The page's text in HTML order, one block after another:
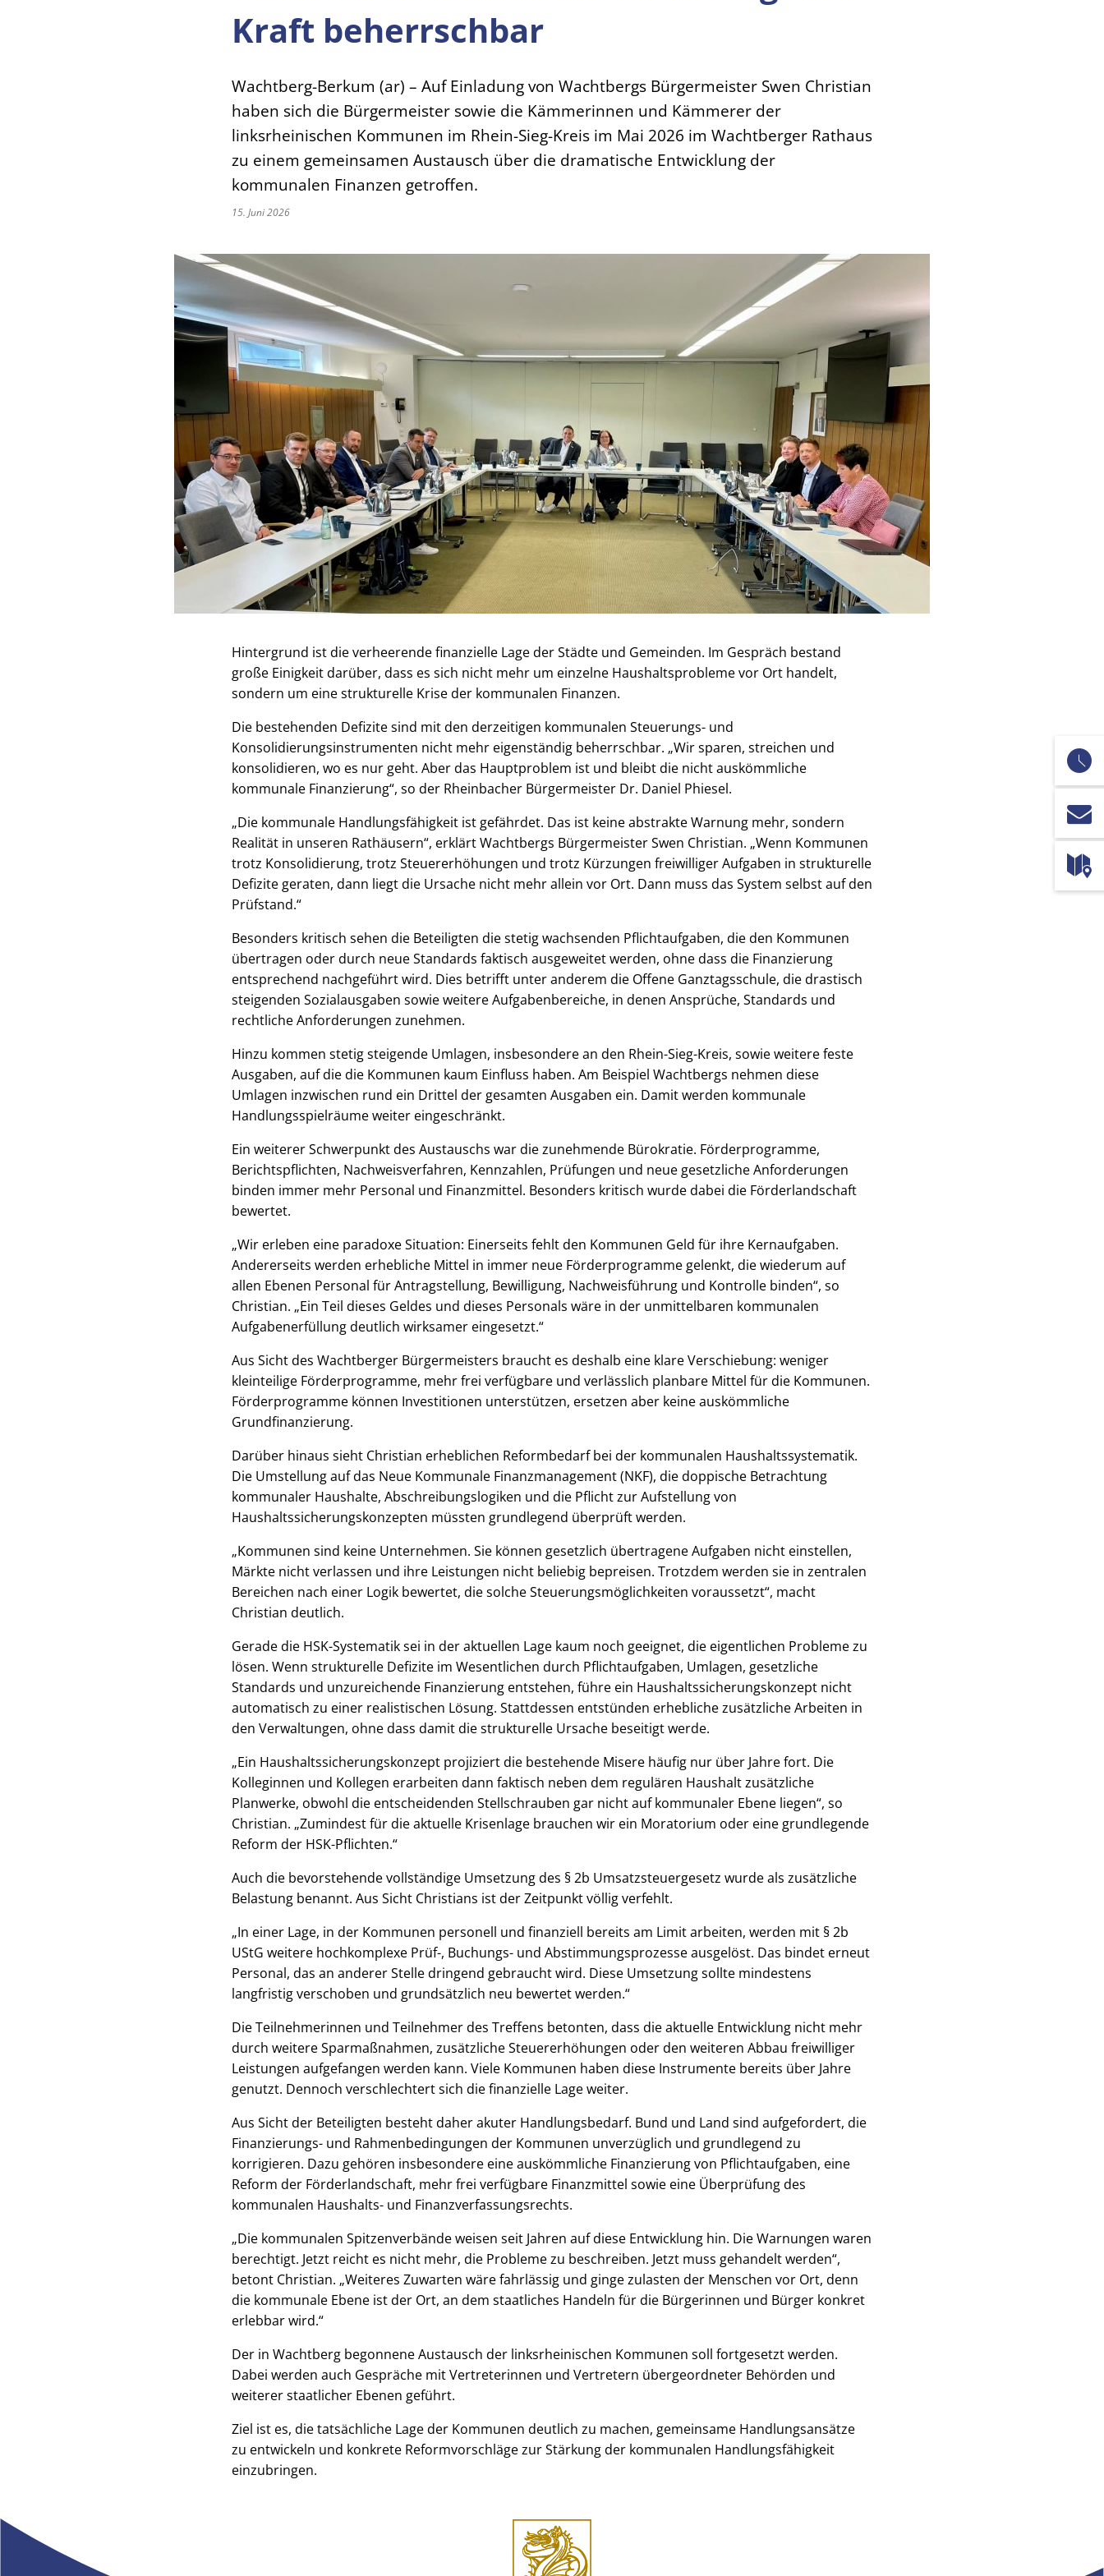
Kraft beherrschbar
Wachtberg-Berkum (ar) – Auf Einladung von Wachtbergs Bürgermeister Swen Christian
haben sich die Bürgermeister sowie die Kämmerinnen und Kämmerer der
linksrheinischen Kommunen im Rhein-Sieg-Kreis im Mai 2026 im Wachtberger Rathaus
zu einem gemeinsamen Austausch über die dramatische Entwicklung der
kommunalen Finanzen getroffen.
15. Juni 2026
Hintergrund ist die verheerende finanzielle Lage der Städte und Gemeinden. Im Gespräch bestand
große Einigkeit darüber, dass es sich nicht mehr um einzelne Haushaltsprobleme vor Ort handelt,
sondern um eine strukturelle Krise der kommunalen Finanzen.
Die bestehenden Defizite sind mit den derzeitigen kommunalen Steuerungs- und
Konsolidierungsinstrumenten nicht mehr eigenständig beherrschbar. „Wir sparen, streichen und
konsolidieren, wo es nur geht. Aber das Hauptproblem ist und bleibt die nicht auskömmliche
kommunale Finanzierung“, so der Rheinbacher Bürgermeister Dr. Daniel Phiesel.
„Die kommunale Handlungsfähigkeit ist gefährdet. Das ist keine abstrakte Warnung mehr, sondern
Realität in unseren Rathäusern“, erklärt Wachtbergs Bürgermeister Swen Christian. „Wenn Kommunen
trotz Konsolidierung, trotz Steuererhöhungen und trotz Kürzungen freiwilliger Aufgaben in strukturelle
Defizite geraten, dann liegt die Ursache nicht mehr allein vor Ort. Dann muss das System selbst auf den
Prüfstand.“
Besonders kritisch sehen die Beteiligten die stetig wachsenden Pflichtaufgaben, die den Kommunen
übertragen oder durch neue Standards faktisch ausgeweitet werden, ohne dass die Finanzierung
entsprechend nachgeführt wird. Dies betrifft unter anderem die Offene Ganztagsschule, die drastisch
steigenden Sozialausgaben sowie weitere Aufgabenbereiche, in denen Ansprüche, Standards und
rechtliche Anforderungen zunehmen.
Hinzu kommen stetig steigende Umlagen, insbesondere an den Rhein-Sieg-Kreis, sowie weitere feste
Ausgaben, auf die die Kommunen kaum Einfluss haben. Am Beispiel Wachtbergs nehmen diese
Umlagen inzwischen rund ein Drittel der gesamten Ausgaben ein. Damit werden kommunale
Handlungsspielräume weiter eingeschränkt.
Ein weiterer Schwerpunkt des Austauschs war die zunehmende Bürokratie. Förderprogramme,
Berichtspflichten, Nachweisverfahren, Kennzahlen, Prüfungen und neue gesetzliche Anforderungen
binden immer mehr Personal und Finanzmittel. Besonders kritisch wurde dabei die Förderlandschaft
bewertet.
„Wir erleben eine paradoxe Situation: Einerseits fehlt den Kommunen Geld für ihre Kernaufgaben.
Andererseits werden erhebliche Mittel in immer neue Förderprogramme gelenkt, die wiederum auf
allen Ebenen Personal für Antragstellung, Bewilligung, Nachweisführung und Kontrolle binden“, so
Christian. „Ein Teil dieses Geldes und dieses Personals wäre in der unmittelbaren kommunalen
Aufgabenerfüllung deutlich wirksamer eingesetzt.“
Aus Sicht des Wachtberger Bürgermeisters braucht es deshalb eine klare Verschiebung: weniger
kleinteilige Förderprogramme, mehr frei verfügbare und verlässlich planbare Mittel für die Kommunen.
Förderprogramme können Investitionen unterstützen, ersetzen aber keine auskömmliche
Grundfinanzierung.
Darüber hinaus sieht Christian erheblichen Reformbedarf bei der kommunalen Haushaltssystematik.
Die Umstellung auf das Neue Kommunale Finanzmanagement (NKF), die doppische Betrachtung
kommunaler Haushalte, Abschreibungslogiken und die Pflicht zur Aufstellung von
Haushaltssicherungskonzepten müssten grundlegend überprüft werden.
„Kommunen sind keine Unternehmen. Sie können gesetzlich übertragene Aufgaben nicht einstellen,
Märkte nicht verlassen und ihre Leistungen nicht beliebig bepreisen. Trotzdem werden sie in zentralen
Bereichen nach einer Logik bewertet, die solche Steuerungsmöglichkeiten voraussetzt“, macht
Christian deutlich.
Gerade die HSK-Systematik sei in der aktuellen Lage kaum noch geeignet, die eigentlichen Probleme zu
lösen. Wenn strukturelle Defizite im Wesentlichen durch Pflichtaufgaben, Umlagen, gesetzliche
Standards und unzureichende Finanzierung entstehen, führe ein Haushaltssicherungskonzept nicht
automatisch zu einer realistischen Lösung. Stattdessen entstünden erhebliche zusätzliche Arbeiten in
den Verwaltungen, ohne dass damit die strukturelle Ursache beseitigt werde.
„Ein Haushaltssicherungskonzept projiziert die bestehende Misere häufig nur über Jahre fort. Die
Kolleginnen und Kollegen erarbeiten dann faktisch neben dem regulären Haushalt zusätzliche
Planwerke, obwohl die entscheidenden Stellschrauben gar nicht auf kommunaler Ebene liegen“, so
Christian. „Zumindest für die aktuelle Krisenlage brauchen wir ein Moratorium oder eine grundlegende
Reform der HSK-Pflichten.“
Auch die bevorstehende vollständige Umsetzung des § 2b Umsatzsteuergesetz wurde als zusätzliche
Belastung benannt. Aus Sicht Christians ist der Zeitpunkt völlig verfehlt.
„In einer Lage, in der Kommunen personell und finanziell bereits am Limit arbeiten, werden mit § 2b
UStG weitere hochkomplexe Prüf-, Buchungs- und Abstimmungsprozesse ausgelöst. Das bindet erneut
Personal, das an anderer Stelle dringend gebraucht wird. Diese Umsetzung sollte mindestens
langfristig verschoben und grundsätzlich neu bewertet werden.“
Die Teilnehmerinnen und Teilnehmer des Treffens betonten, dass die aktuelle Entwicklung nicht mehr
durch weitere Sparmaßnahmen, zusätzliche Steuererhöhungen oder den weiteren Abbau freiwilliger
Leistungen aufgefangen werden kann. Viele Kommunen haben diese Instrumente bereits über Jahre
genutzt. Dennoch verschlechtert sich die finanzielle Lage weiter.
Aus Sicht der Beteiligten besteht daher akuter Handlungsbedarf. Bund und Land sind aufgefordert, die
Finanzierungs- und Rahmenbedingungen der Kommunen unverzüglich und grundlegend zu
korrigieren. Dazu gehören insbesondere eine auskömmliche Finanzierung von Pflichtaufgaben, eine
Reform der Förderlandschaft, mehr frei verfügbare Finanzmittel sowie eine Überprüfung des
kommunalen Haushalts- und Finanzverfassungsrechts.
„Die kommunalen Spitzenverbände weisen seit Jahren auf diese Entwicklung hin. Die Warnungen waren
berechtigt. Jetzt reicht es nicht mehr, die Probleme zu beschreiben. Jetzt muss gehandelt werden“,
betont Christian. „Weiteres Zuwarten wäre fahrlässig und ginge zulasten der Menschen vor Ort, denn
die kommunale Ebene ist der Ort, an dem staatliches Handeln für die Bürgerinnen und Bürger konkret
erlebbar wird.“
Der in Wachtberg begonnene Austausch der linksrheinischen Kommunen soll fortgesetzt werden.
Dabei werden auch Gespräche mit Vertreterinnen und Vertretern übergeordneter Behörden und
weiterer staatlicher Ebenen geführt.
Ziel ist es, die tatsächliche Lage der Kommunen deutlich zu machen, gemeinsame Handlungsansätze
zu entwickeln und konkrete Reformvorschläge zur Stärkung der kommunalen Handlungsfähigkeit
einzubringen.